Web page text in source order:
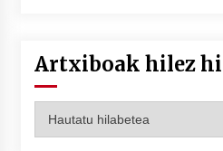
Artxiboak hilez
hilez